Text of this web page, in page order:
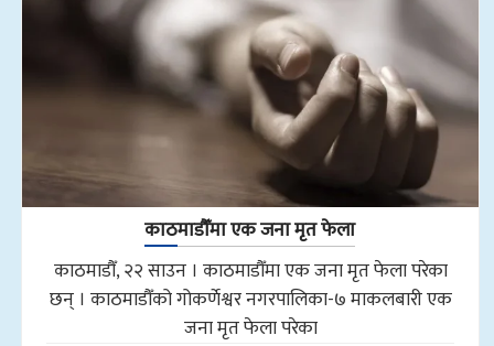
काठमाडौँमा एक जना मृत फेला
काठमाडौँ, २२ साउन । काठमाडौँमा एक जना मृत फेला परेका
छन् । काठमाडौँको गोकर्णेश्वर नगरपालिका-७ माकलबारी एक
जना मृत फेला परेका